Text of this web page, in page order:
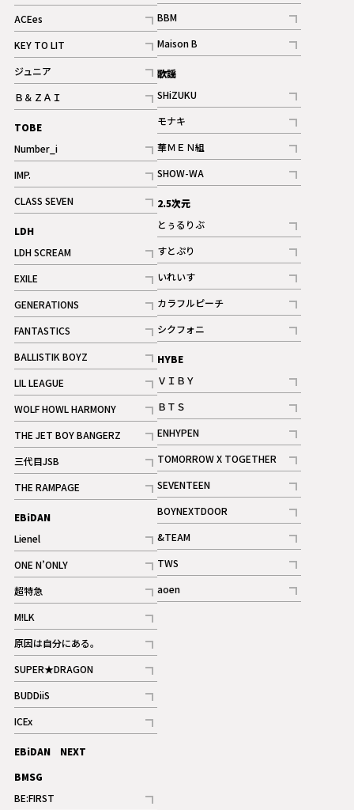
記事
ACEes
記事
KEY TO LIT
記事
ジュニア
記事
Ｂ＆ＺＡＩ
記事
TOBE
Number_i
記事
IMP.
記事
CLASS SEVEN
記事
LDH
LDH SCREAM
記事
EXILE
記事
GENERATIONS
記事
FANTASTICS
記事
BALLISTIK BOYZ
記事
LIL LEAGUE
記事
WOLF HOWL HARMONY
記事
THE JET BOY BANGERZ
記事
三代目JSB
記事
THE RAMPAGE
記事
ギャラリー
EBiDAN
Lienel
記事
ONE N’ONLY
記事
超特急
記事
M!LK
記事
原因は自分にある。
記事
SUPER★DRAGON
記事
BUDDiiS
記事
ICEx
記事
EBiDAN NEXT
BMSG
BE:FIRST
記事
BBM
記事
ギャラリー
Maison B
記事
歌謡
SHiZUKU
記事
モナキ
記事
華ＭＥＮ組
記事
SHOW-WA
記事
2.5次元
とぅるりぶ
記事
すとぷり
記事
ギャラリー
いれいす
記事
ギャラリー
カラフルピーチ
記事
シクフォニ
記事
HYBE
ＶＩＢＹ
記事
ＢＴＳ
記事
ENHYPEN
記事
TOMORROW X TOGETHER
記事
ギャラリー
SEVENTEEN
記事
BOYNEXTDOOR
記事
&TEAM
記事
TWS
記事
aoen
記事